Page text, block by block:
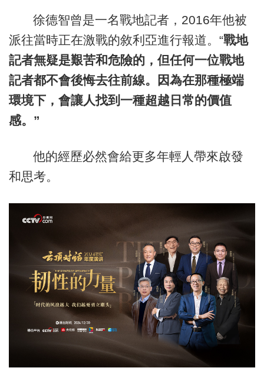
徐德智曾是一名戰地記者，2016年他被
派往當時正在激戰的敘利亞進行報道。“戰地
記者無疑是艱苦和危險的，但任何一位戰地
記者都不會後悔去往前線。因為在那種極端
環境下，會讓人找到一種超越日常的價值
感。”
他的經歷必然會給更多年輕人帶來啟發
和思考。